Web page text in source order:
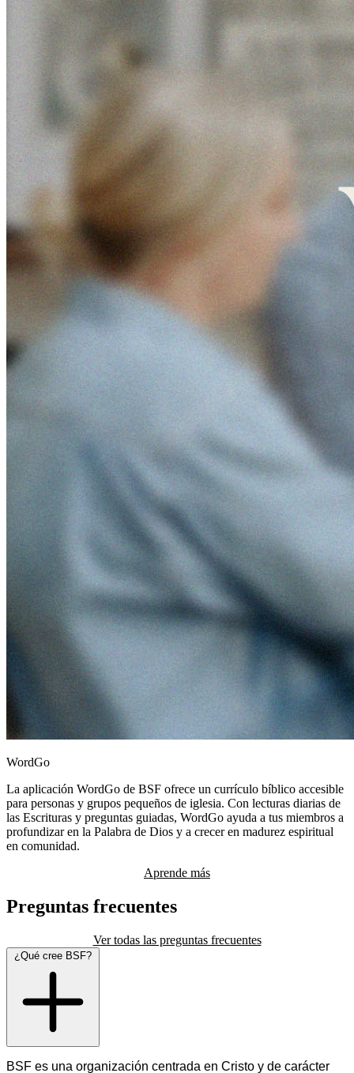
WordGo
La aplicación WordGo de BSF ofrece un currículo bíblico accesible
para personas y grupos pequeños de iglesia. Con lecturas diarias de
las Escrituras y preguntas guiadas, WordGo ayuda a tus miembros a
profundizar en la Palabra de Dios y a crecer en madurez espiritual
en comunidad.
Aprende más
Preguntas frecuentes
Ver todas las preguntas frecuentes
¿Qué cree BSF?
BSF es una organización centrada en Cristo y de carácter